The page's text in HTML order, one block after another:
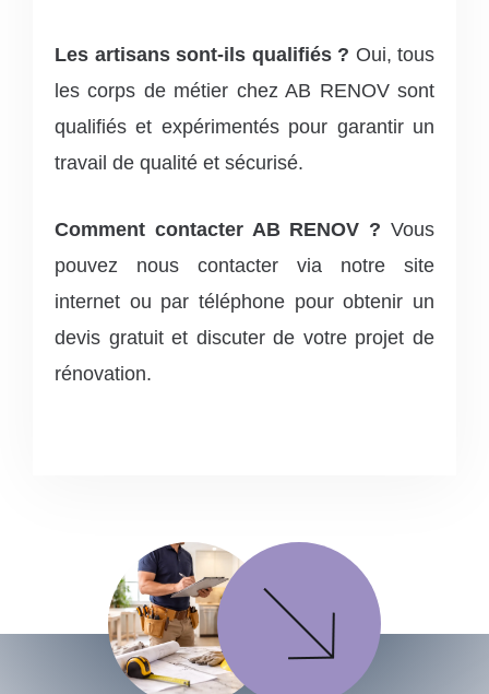
Les artisans sont-ils qualifiés ? Oui, tous
les corps de métier chez AB RENOV sont
qualifiés et expérimentés pour garantir un
travail de qualité et sécurisé.
Comment contacter AB RENOV ? Vous
pouvez nous contacter via notre site
internet ou par téléphone pour obtenir un
devis gratuit et discuter de votre projet de
rénovation.